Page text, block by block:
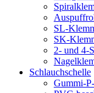
SL-
SK-
2- und 4-
Schlauchschelle
Gummi-